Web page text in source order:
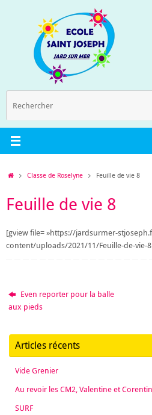
AccueilClasse de Roselyne Feuille de vie 8
Feuille de vie 8
[gview file= »https://jardsurmer-
content/uploads/2021/11/Feuille-de-vie-
Even reporter pour la balle
aux pieds
Articles récents
Vide Grenier
Au revoir les CM2, Valentine et Corentin
SURF